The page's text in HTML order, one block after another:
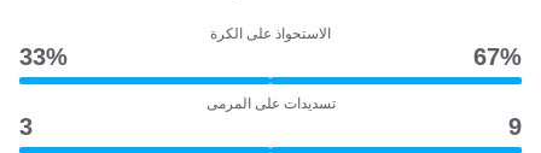
الاستحواذ على الكرة
67‎%‎
33‎%‎
تسديدات على المرمى
9
3